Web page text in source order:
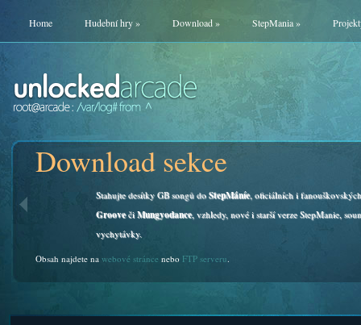
Home Hudební hry» Download» StepMania»
Download sekce
Stahujte desítky GB songů doStepMáníe, oficiálních i
Grooveči Mungyodance, vzhledy, nové i starší verze StepManie,
vychytávky.
Obsah najdete na webové stránce nebo FTP serveru.